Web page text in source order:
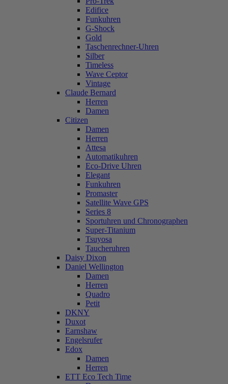
Edifice
Funkuhren
G-Shock
Gold
Taschenrechner-Uhren
Silber
Timeless
Wave Ceptor
Vintage
Claude Bernard
Herren
Damen
Citizen
Damen
Herren
Attesa
Automatikuhren
Eco-Drive Uhren
Elegant
Funkuhren
Promaster
Satellite Wave GPS
Series 8
Sportuhren und Chronographen
Super-Titanium
Tsuyosa
Taucheruhren
Daisy Dixon
Daniel Wellington
Damen
Herren
Quadro
Petit
DKNY
Duxot
Earnshaw
Engelsrufer
Edox
Damen
Herren
ETT Eco Tech Time